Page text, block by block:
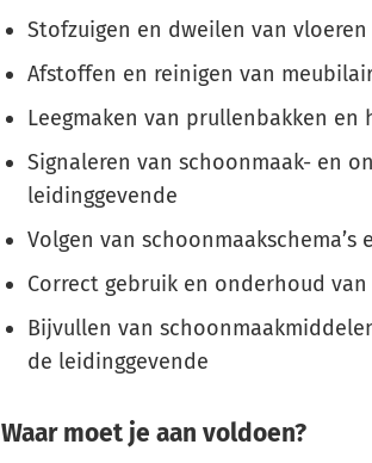
Stofzuigen en dweilen van vloeren
Afstoffen en reinigen van
Leegmaken van prullenbakken
Signaleren van schoonmaak- en
leidinggevende
Volgen van schoonmaakschema’s
Correct gebruik en onderhoud
Bijvullen van
de leidinggevende
Waar moet je aan voldoen?